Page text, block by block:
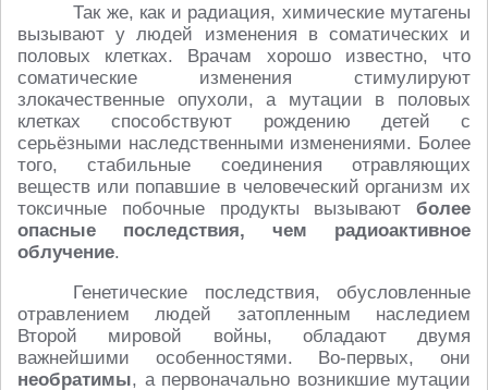
Так же, как и радиация, химические мутагены
вызывают у людей изменения в соматических и
половых клетках. Врачам хорошо известно, что
соматические изменения стимулируют
злокачественные опухоли, а мутации в половых
клетках способствуют рождению детей с
серьёзными наследственными изменениями. Более
того, стабильные соединения отравляющих
веществ или попавшие в человеческий организм их
токсичные побочные продукты вызывают более
опасные последствия, чем радиоактивное
облучение.
Генетические последствия, обусловленные
отравлением людей затопленным наследием
Второй мировой войны, обладают двумя
важнейшими особенностями. Во-первых, они
необратимы, а первоначально возникшие мутации